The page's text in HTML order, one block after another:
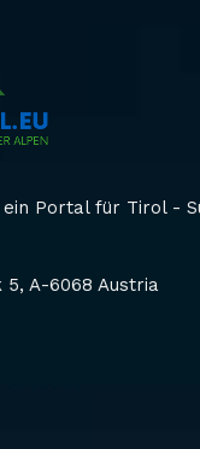
Portal für Tirol -
A-6068 Austria